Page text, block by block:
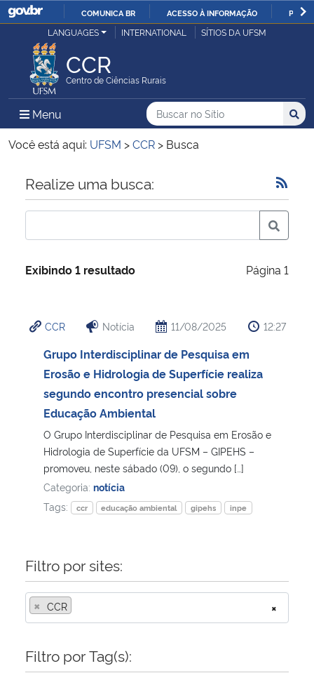
IR
COMUNICA BR ACESSO À INFORMAÇÃO
Ministério da Justiça e Segurança Pública
Ministério da Defesa
Ministério das Relações Exteriores
Ministério da Economia
Ministério da Infraestrutura
Ministério da Cidadania
Ministério da Saúde
Ministério de Minas e Energia
Ministério da Ciência, Tecnologia, Inovações e Comunicações
Ministério do Meio Ambiente
Ministério do Turismo
Ministério da Mulher, da Família e dos Direitos Humanos
Secretaria-Geral
LANGUAGES INTERNATIONAL SÍTIOS DA UFSM
CCR
Centro de Ciências Rurais
Menu Menu Principal do Sítio
Busca
Buscar no no Sítio
Busca:
Você está aqui: UFSM >CCR > Busca
Início do conteúdo
Realize uma busca:
Exibindo 1 resultado Página 1
CCR Notícia 11/08/2025 12:27
Grupo Interdisciplinar de Pesquisa em
Erosão e Hidrologia de Superfície realiza
segundo encontro presencial sobre
Educação Ambiental
O Grupo Interdisciplinar de Pesquisa em Erosão e
Hidrologia de Superfície da UFSM – GIPEHS –
promoveu, neste sábado (09), o segundo […]
Categoria: notícia
Tags:
ccr educação ambiental gipehs inpe
Filtro por sites:
×
× CCR
Filtro por Tag(s):